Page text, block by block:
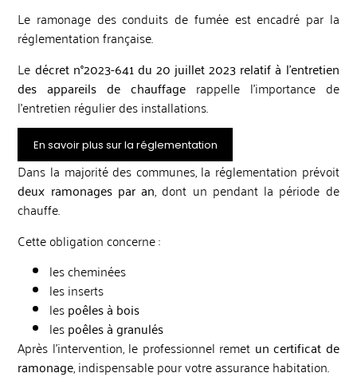
Le ramonage des conduits de fumée est encadré par la
réglementation française.
Le décret n°2023-641 du 20 juillet 2023 relatif à l’entretien
des appareils de chauffage rappelle l’importance de
l’entretien régulier des installations.
En savoir plus sur la réglementation
Dans la majorité des communes, la réglementation prévoit
deux ramonages par an, dont un pendant la période de
chauffe.
Cette obligation concerne :
les cheminées
les inserts
lespoêles à bois
lespoêles à granulés
Après l’intervention, le professionnel remet un certificat de
ramonage, indispensable pour votre assurance habitation.